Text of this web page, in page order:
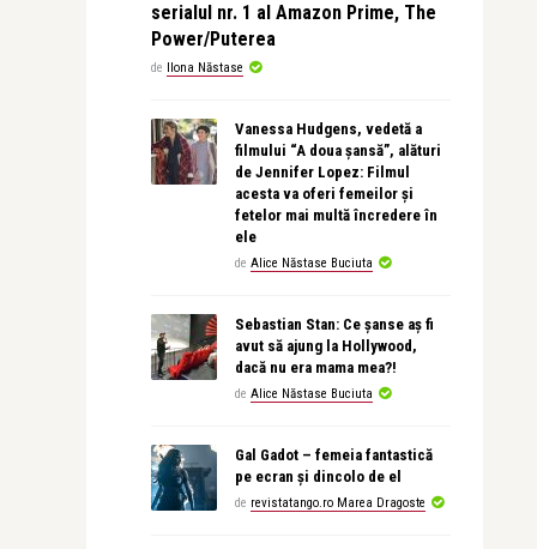
serialul nr. 1 al Amazon Prime, The
Power/Puterea
de Ilona Năstase
Vanessa Hudgens, vedetă a
filmului “A doua șansă”, alături
de Jennifer Lopez: Filmul
acesta va oferi femeilor și
fetelor mai multă încredere în
ele
de Alice Năstase Buciuta
Sebastian Stan: Ce șanse aș fi
avut să ajung la Hollywood,
dacă nu era mama mea?!
de Alice Năstase Buciuta
Gal Gadot – femeia fantastică
pe ecran și dincolo de el
de revistatango.ro Marea Dragoste